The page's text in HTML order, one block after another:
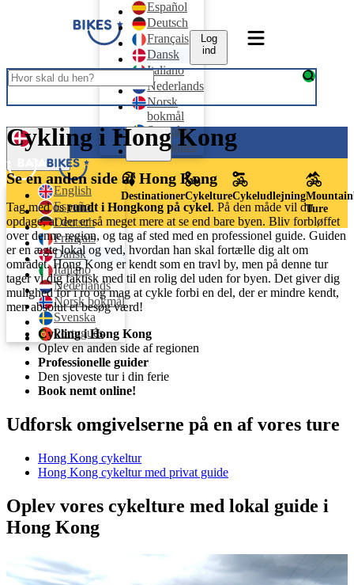
Español
Deutsch
Français
Dansk
Italiano
Nederlands
Norsk
bokmål
Svenska
Português
Log
ind
Dansk
English
Español
Deutsch
Français
Dansk
Italiano
Nederlands
Norsk bokmål
Svenska
Português
Log ind
DestinationerCykeltureCykeludlejning
Ture
Cykling i Hong Kong
Se en anden side af Hong Kong
Tag med osrundt i Hongkong på cykel. På den måde vil du
opdage, at der er så meget mere at se end bare byen. Bliv forbløffet
over denne region, og tag af sted med en professionel guide. Guiden
er en ægte lokal og ved, hvordan han skal fortælle dig alt om
området. Hong Kong er kendt som en travl by, men på denne tur
tager vi dig faktisk med til en rolig del uden for byen. Det giver dig
mulighed for i ro og mag at cykle forbi en del, der er mindre kendt,
men absolut et besøg værd!
Cykling i Hong Kong
Oplev en anden side af regionen
Professionelle guider
Den sjoveste tur i din ferie
Book nemt online!
Udforsk omgivelserne på en af vores ture
Hong Kong cykeltur
Hong Kong cykeltur med privat guide
Oplev vores cykelture med lokal guide i
Hong Kong